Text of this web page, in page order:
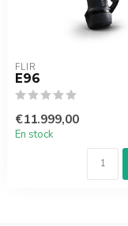
FLIR
E96
€11.999,00
En stock